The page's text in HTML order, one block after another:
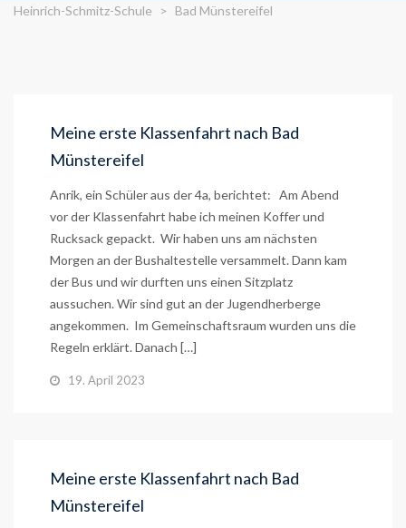
Heinrich-Schmitz-Schule > Bad Münstereifel
Meine erste Klassenfahrt nach Bad
Münstereifel
Anrik, ein Schüler aus der 4a, berichtet: Am Abend
vor der Klassenfahrt habe ich meinen Koffer und
Rucksack gepackt. Wir haben uns am nächsten
Morgen an der Bushaltestelle versammelt. Dann kam
der Bus und wir durften uns einen Sitzplatz
aussuchen. Wir sind gut an der Jugendherberge
angekommen. Im Gemeinschaftsraum wurden uns die
Regeln erklärt. Danach […]
19. April 2023
Meine erste Klassenfahrt nach Bad
Münstereifel